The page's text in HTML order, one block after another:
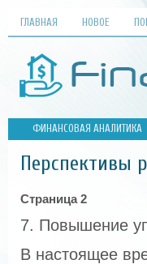
ГЛАВНАЯ НОВОЕ
ФИНАНСОВАЯ АНАЛИТИКА
Перспективы
Страница 2
7. Повышение
В настоящее